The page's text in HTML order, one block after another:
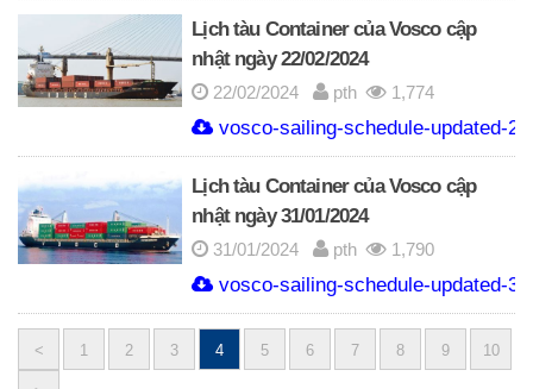
Lịch tàu Container của Vosco cập
nhật ngày 22/02/2024
22/02/2024 pth 1,774
vosco-sailing-schedule-updated-
Lịch tàu Container của Vosco cập
nhật ngày 31/01/2024
31/01/2024 pth 1,790
vosco-sailing-schedule-updated-
Posts
< 1 2 3 4 5 6 7 8 9 10